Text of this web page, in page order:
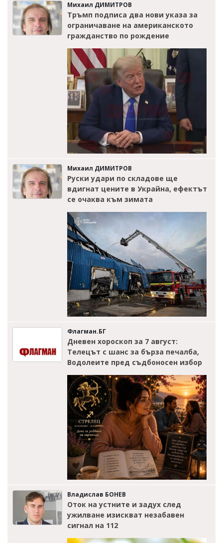
Михаил ДИМИТРОВ
Тръмп подписа два нови указа за
ограничаване на американското
гражданство по рождение
Михаил ДИМИТРОВ
Руски удари по складове ще
вдигнат цените в Украйна, ефектът
се очаква към зимата
Флагман.БГ
Дневен хороскоп за 7 август:
Телецът с шанс за бърза печалба,
Водолеите пред съдбоносен избор
Владислав БОНЕВ
Оток на устните и задух след
ужилване изискват незабавен
сигнал на 112